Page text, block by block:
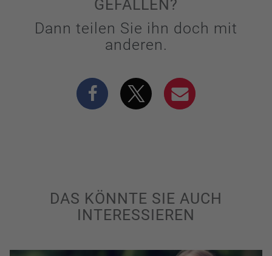
GEFALLEN?
Dann teilen Sie ihn doch mit
anderen.
DAS KÖNNTE SIE AUCH
INTERESSIEREN